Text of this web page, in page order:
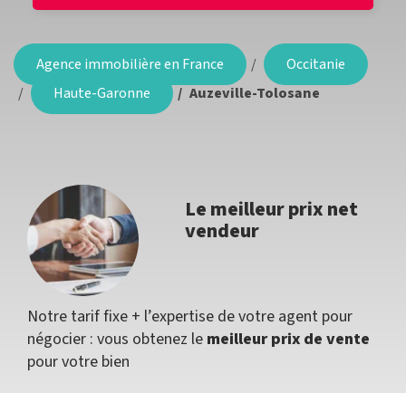
Agence immobilière en France
Occitanie
Haute-Garonne
Auzeville-Tolosane
Le meilleur prix net
vendeur
Notre tarif fixe + l’expertise de votre agent pour
négocier : vous obtenez le meilleur prix de vente
pour votre bien